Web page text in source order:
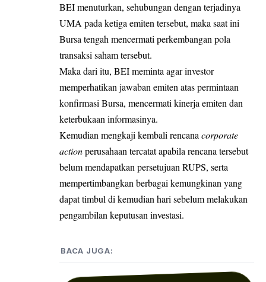
BEI menuturkan, sehubungan dengan terjadinya
UMA pada ketiga emiten tersebut, maka saat ini
Bursa tengah mencermati perkembangan pola
transaksi saham tersebut.
Maka dari itu, BEI meminta agar investor
memperhatikan jawaban emiten atas permintaan
konfirmasi Bursa, mencermati kinerja emiten dan
keterbukaan informasinya.
Kemudian mengkaji kembali rencana corporate
actionperusahaan tercatat apabila rencana tersebut
belum mendapatkan persetujuan RUPS, serta
mempertimbangkan berbagai kemungkinan yang
dapat timbul di kemudian hari sebelum melakukan
pengambilan keputusan investasi.
BACA JUGA: